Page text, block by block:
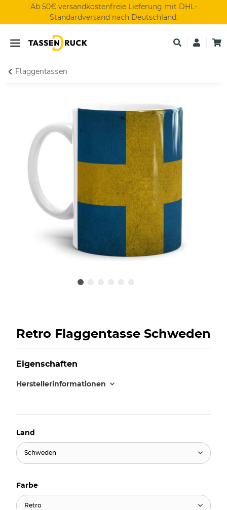
Ab 50€ versandkostenfreie Lieferung mit DHL-
Standardversand nach Deutschland.
Flaggentassen
Retro Flaggentasse Schweden
Eigenschaften
Herstellerinformationen
Land
Schweden
Farbe
Retro